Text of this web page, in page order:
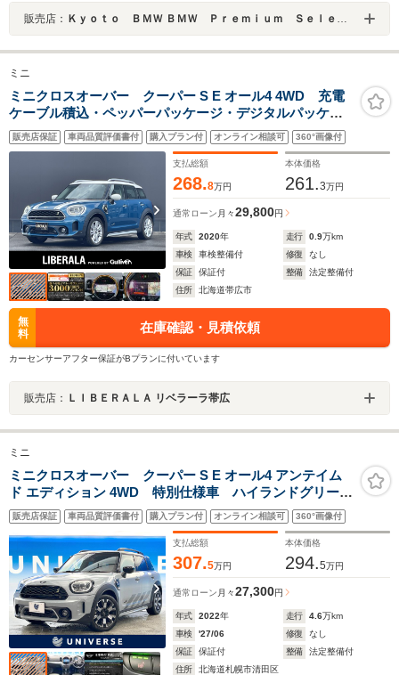
販売店： Ｋｙｏｔｏ ＢＭＷ ＢＭＷ Ｐｒｅｍｉｕｍ Ｓｅｌｅｃｔｉｏｎ 城陽
ミニ
ミニクロスオーバー クーパー S E オール4 4WD 充電
ケーブル積込・ペッパーパッケージ・デジタルパッケー
ジ・ドライビングアシスト・純正HDDナビゲーション・
純正18インチアルミ・ACC・ユニオンジャックテールラ
販売店保証 車両品質評価書付 購入プラン付 オンライン相談可 360°画像付
支払総額
268.8万円
本体価格
261.3万円
通常ローン 月々29,800円
年式 2020年 走行 0.9万km
車検
車検整備付 修復
なし
保証
保証付 整備
法定整備付
住所
北海道帯広市
無
料
在庫確認・見積依頼
カーセンサーアフター保証がBプランに付いています
販売店： ＬＩＢＥＲＡＬＡ リベラーラ帯広
ミニ
ミニクロスオーバー クーパー S E オール4 アンテイム
ド エディション 4WD 特別仕様車 ハイランドグリーン
ストライプステッチ入革シート シートヒーター パワ
ーシート クルーズコントロール AppleCarPlay バッ
クカメラ パークディスタンスコントロール インテリ
セーフ
販売店保証 車両品質評価書付 購入プラン付 オンライン相談可 360°画像付
支払総額
307.5万円
本体価格
294.5万円
通常ローン 月々27,300円
年式 2022年 走行 4.6万km
車検
'27/06 修復
なし
保証
保証付 整備
法定整備付
住所
北海道札幌市清田区